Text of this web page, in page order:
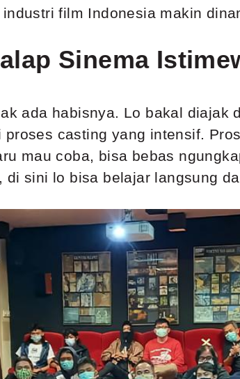
film Indonesia makin
Sinema
ada habisnya. Lo bakal diajak
casting yang intensif.
mau coba, bisa bebas
sini lo bisa belajar langsung